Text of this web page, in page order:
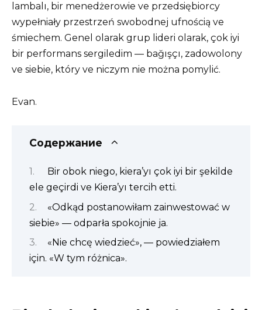
lambalı, bir menedżerowie ve przedsiębiorcy
wypełniały przestrzeń swobodnej ufnością ve
śmiechem. Genel olarak grup lideri olarak, çok iyi
bir performans sergiledim — bağışçı, zadowolony
ve siebie, który ve niczym nie można pomylić.
Evan.
Содержание
Bir obok niego, kiera’yı çok iyi bir şekilde
ele geçirdi ve Kiera’yı tercih etti.
«Odkąd postanowiłam zainwestować w
siebie» — odparła spokojnie ja.
«Nie chcę wiedzieć», — powiedziałem
için. «W tym różnica».